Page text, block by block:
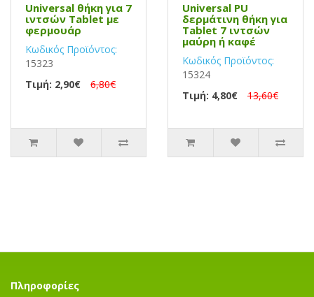
Universal θήκη για 7
ιντσών Tablet με
φερμουάρ
Κωδικός Προϊόντος:
15323
Τιμή: 2,90€
6,80€
Universal PU
δερμάτινη θήκη για
Tablet 7 ιντσών
μαύρη ή καφέ
Κωδικός Προϊόντος:
15324
Τιμή: 4,80€
13,60€
Πληροφορίες